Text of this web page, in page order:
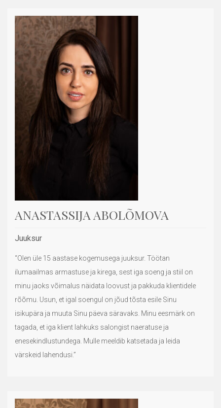
ANASTASSIJA ABOLÕMOVA
Juuksur
“Olen üle 15 aastase kogemusega juuksur. Töötan
ilumaailmas armastuse ja kirega, sest iga soeng ja stiil on
minu jaoks võimalus näidata loovust ja pakkuda klientidele
rõõmu. Usun, et igal soengul on jõud tõsta esile Sinu
isikupära ja muuta Sinu päeva säravaks. Minu eesmärk on
tagada, et iga klient lahkuks salongist naeratuse ja
enesekindlustundega. Mulle meeldib katsetada ja leida
värskeid lahendusi.”